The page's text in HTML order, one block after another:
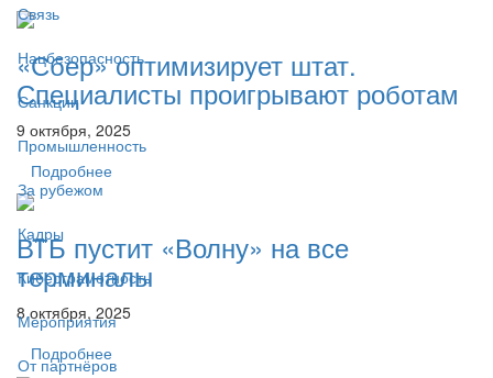
Связь
Нацбезопасность
Санкции
Промышленность
За рубежом
Кадры
Киберграмотность
Мероприятия
От партнёров
«Сбер» оптимизирует штат.
Специалисты проигрывают роботам
9 октября, 2025
Подробнее
ВТБ пустит «Волну» на все
терминалы
8 октября, 2025
Подробнее